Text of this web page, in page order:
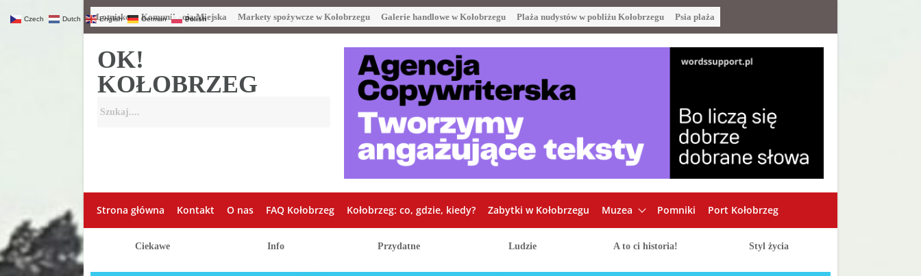
Lotnisko Komunikacja Miejska Markety spożywcze w Kołobrzegu Galerie handlowe w Kołobrzegu Plaża nudystów w pobliżu Kołobrzegu Psia plaża
OK!
KOŁOBRZEG
Strona główna Kontakt O nas FAQ Kołobrzeg Kołobrzeg: co, gdzie, kiedy? Zabytki w Kołobrzegu Muzea Pomniki Port Kołobrzeg
Ciekawe Info Przydatne Ludzie A to ci historia! Styl życia
Czech Dutch English German Polish